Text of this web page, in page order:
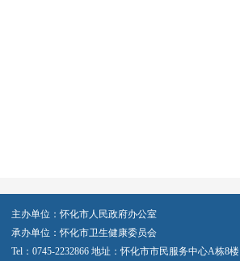
主办单位：怀化市人民政府办公室
承办单位：怀化市卫生健康委员会
Tel：0745-2232866 地址：怀化市市民服务中心A栋8楼